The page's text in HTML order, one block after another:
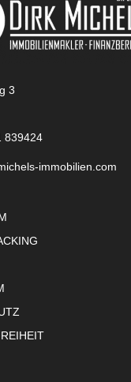
3
839424
immobilien.com